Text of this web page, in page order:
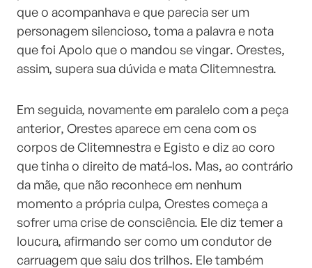
que o acompanhava e que parecia ser um
personagem silencioso, toma a palavra e nota
que foi Apolo que o mandou se vingar. Orestes,
assim, supera sua dúvida e mata Clitemnestra.
Em seguida, novamente em paralelo com a peça
anterior, Orestes aparece em cena com os
corpos de Clitemnestra e Egisto e diz ao coro
que tinha o direito de matá-los. Mas, ao contrário
da mãe, que não reconhece em nenhum
momento a própria culpa, Orestes começa a
sofrer uma crise de consciência. Ele diz temer a
loucura, afirmando ser como um condutor de
carruagem que saiu dos trilhos. Ele também